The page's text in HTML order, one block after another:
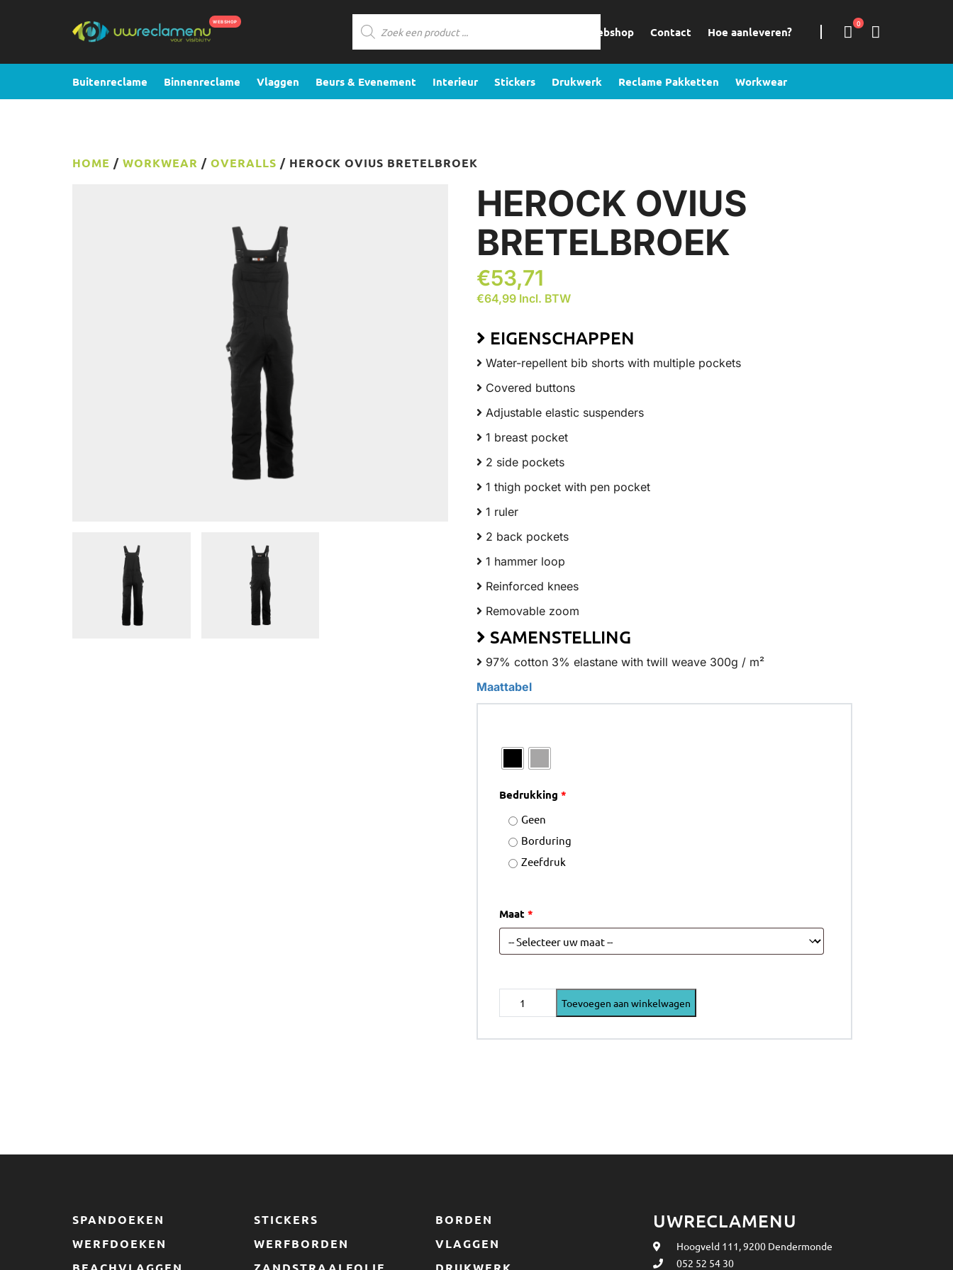
Producten
zoeken 0
Webshop Contact Hoe aanleveren?
Buitenreclame Binnenreclame Vlaggen Beurs & Evenement Interieur Stickers Drukwerk Reclame Pakketten Workwear
HOME / WORKWEAR / OVERALLS / HEROCK OVIUS BRETELBROEK
HEROCK OVIUS
BRETELBROEK
€53,71
€64,99 Incl. BTW
EIGENSCHAPPEN
Water-repellent bib shorts with multiple pockets
Covered buttons
Adjustable elastic suspenders
1 breast pocket
2 side pockets
1 thigh pocket with pen pocket
1 ruler
2 back pockets
1 hammer loop
Reinforced knees
Removable zoom
SAMENSTELLING
97% cotton 3% elastane with twill weave 300g / m²
Maattabel
Bedrukking *
Geen
Borduring
Zeefdruk
Maat *
OVIUS
aantal
Toevoegen aan winkelwagen
SPANDOEKEN STICKERS
BORDEN
WERFDOEKEN
WERFBORDEN
VLAGGEN
UWRECLAMENU
Hoogveld 111, 9200 Dendermonde
052 52 54 30